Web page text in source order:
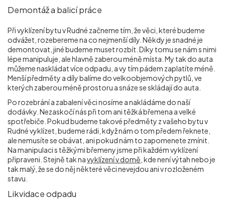
Demontáž a balicí práce
Při vyklízení bytu v Rudné začneme tím, že věci, které budeme
odvážet, rozebereme na co nejmenší díly. Někdy je snadné je
demontovat, jiné budeme muset rozbít. Díky tomu se nám s nimi
lépe manipuluje, ale hlavně zaberou méně místa. My tak do auta
můžeme naskládat více odpadu, a vy tím pádem zaplatíte méně.
Menší předměty a díly balíme do velkoobjemových pytlů, ve
kterých zaberou méně prostoru a snáze se skládají do auta.
Po rozebrání a zabalení věci nosíme a nakládáme do naší
dodávky. Nezaskočí nás při tom ani těžká břemena a velké
spotřebiče. Pokud budeme takové předměty z vašeho bytu v
Rudné vyklízet, budeme rádi, když nám o tom předem řeknete,
ale nemusíte se obávat, ani pokud nám to zapomenete zmínit.
Na manipulaci s těžkými břemeny jsme při každém vyklízení
připraveni. Stejně tak navyklízení v domě , kde není výtah nebo je
tak malý, že se do něj některé věci nevejdou ani v rozloženém
stavu.
Likvidace odpadu